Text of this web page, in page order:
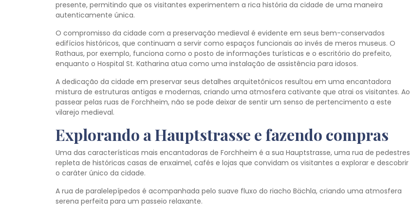
presente, permitindo que os visitantes experimentem a rica história da cidade de uma maneira
autenticamente única.
O compromisso da cidade com a preservação medieval é evidente em seus bem-conservados
edifícios históricos, que continuam a servir como espaços funcionais ao invés de meros museus. O
Rathaus, por exemplo, funciona como o posto de informações turísticas e o escritório do prefeito,
enquanto o Hospital St. Katharina atua como uma instalação de assistência para idosos.
A dedicação da cidade em preservar seus detalhes arquitetônicos resultou em uma encantadora
mistura de estruturas antigas e modernas, criando uma atmosfera cativante que atrai os visitantes. Ao
passear pelas ruas de Forchheim, não se pode deixar de sentir um senso de pertencimento a este
vilarejo medieval.
Explorando a Hauptstrasse e fazendo compras
Uma das características mais encantadoras de Forchheim é a sua Hauptstrasse, uma rua de pedestres
repleta de históricas casas de enxaimel, cafés e lojas que convidam os visitantes a explorar e descobrir
o caráter único da cidade.
A rua de paralelepípedos é acompanhada pelo suave fluxo do riacho Bächla, criando uma atmosfera
serena perfeita para um passeio relaxante.